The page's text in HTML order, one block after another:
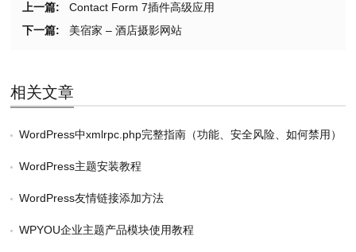
上一篇:
Contact Form 7插件高级应用
下一篇:
美宿家 – 酒店摄影网站
相关文章
WordPress中xmlrpc.php完整指南（功能、安全风险、如何禁用）
WordPress主题安装教程
WordPress友情链接添加方法
WPYOU企业主题产品模块使用教程